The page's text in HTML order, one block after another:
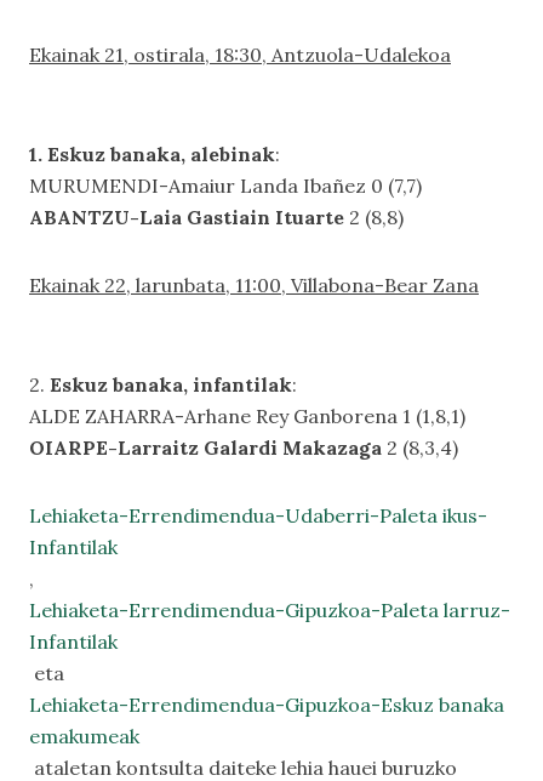
Ekainak 21, ostirala, 18:30, Antzuola-Udalekoa
1. Eskuz banaka, alebinak:
MURUMENDI-Amaiur Landa Ibañez 0 (7,7)
ABANTZU-Laia Gastiain Ituarte 2 (8,8)
Ekainak 22, larunbata, 11:00, Villabona-Bear Zana
2. Eskuz banaka, infantilak:
ALDE ZAHARRA-Arhane Rey Ganborena 1 (1,8,1)
OIARPE-Larraitz Galardi Makazaga 2 (8,3,4)
Lehiaketa-Errendimendua-Udaberri-Paleta ikus-
Infantilak
,
Lehiaketa-Errendimendua-Gipuzkoa-Paleta larruz-
Infantilak
eta
Lehiaketa-Errendimendua-Gipuzkoa-Eskuz banaka
emakumeak
ataletan kontsulta daiteke lehia hauei buruzko